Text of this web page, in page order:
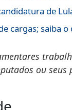
de
cargas; saiba o
ou